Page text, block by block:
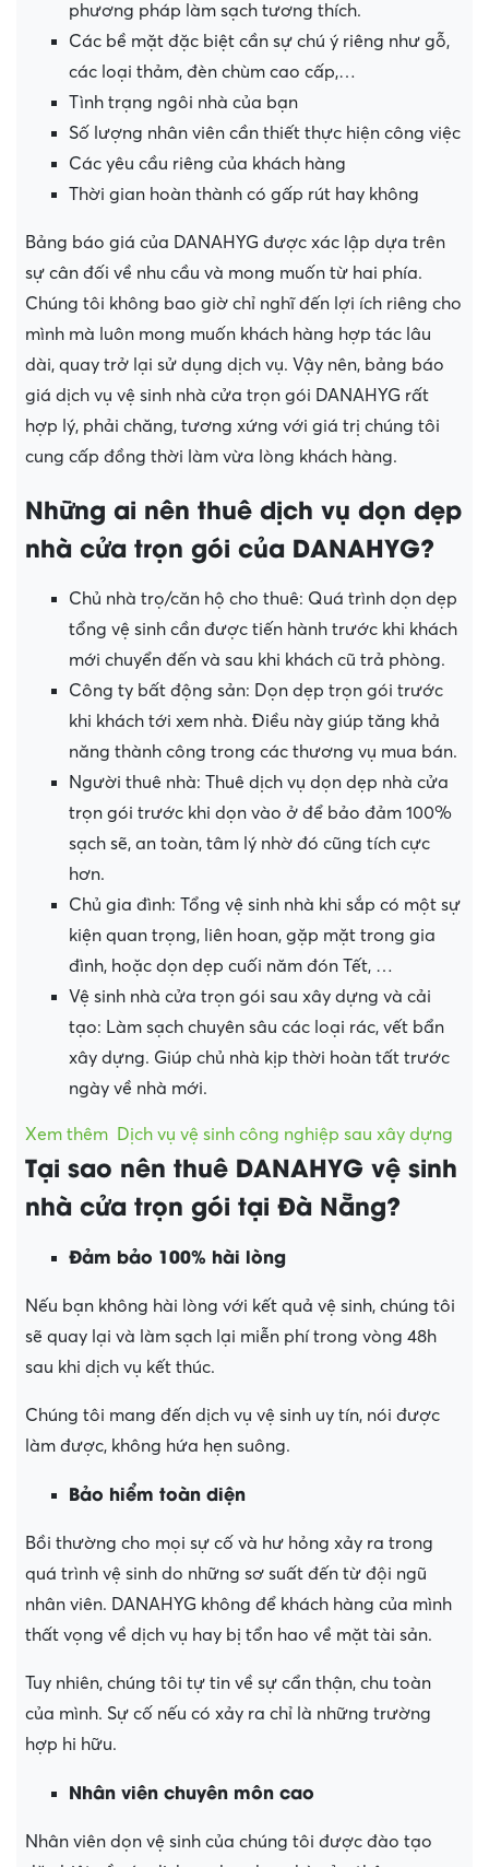
phương pháp làm sạch tương thích.
Các bề mặt đặc biệt cần sự chú ý riêng như gỗ,
các loại thảm, đèn chùm cao cấp,…
Tình trạng ngôi nhà của bạn
Số lượng nhân viên cần thiết thực hiện công việc
Các yêu cầu riêng của khách hàng
Thời gian hoàn thành có gấp rút hay không
Bảng báo giá của DANAHYG được xác lập dựa trên
sự cân đối về nhu cầu và mong muốn từ hai phía.
Chúng tôi không bao giờ chỉ nghĩ đến lợi ích riêng cho
mình mà luôn mong muốn khách hàng hợp tác lâu
dài, quay trở lại sử dụng dịch vụ. Vậy nên, bảng báo
giá dịch vụ vệ sinh nhà cửa trọn gói DANAHYG rất
hợp lý, phải chăng, tương xứng với giá trị chúng tôi
cung cấp đồng thời làm vừa lòng khách hàng.
Những ai nên thuê dịch vụ dọn dẹp
nhà cửa trọn gói của DANAHYG?
Chủ nhà trọ/căn hộ cho thuê: Quá trình dọn dẹp
tổng vệ sinh cần được tiến hành trước khi khách
mới chuyển đến và sau khi khách cũ trả phòng.
Công ty bất động sản: Dọn dẹp trọn gói trước
khi khách tới xem nhà. Điều này giúp tăng khả
năng thành công trong các thương vụ mua bán.
Người thuê nhà: Thuê dịch vụ dọn dẹp nhà cửa
trọn gói trước khi dọn vào ở để bảo đảm 100%
sạch sẽ, an toàn, tâm lý nhờ đó cũng tích cực
hơn.
Chủ gia đình: Tổng vệ sinh nhà khi sắp có một sự
kiện quan trọng, liên hoan, gặp mặt trong gia
đình, hoặc dọn dẹp cuối năm đón Tết, …
Vệ sinh nhà cửa trọn gói sau xây dựng và cải
tạo: Làm sạch chuyên sâu các loại rác, vết bẩn
xây dựng. Giúp chủ nhà kịp thời hoàn tất trước
ngày về nhà mới.
Xem thêm Dịch vụ vệ sinh công nghiệp sau xây dựng
Tại sao nên thuê DANAHYG vệ sinh
nhà cửa trọn gói tại Đà Nẵng?
Đảm bảo 100% hài lòng
Nếu bạn không hài lòng với kết quả vệ sinh, chúng tôi
sẽ quay lại và làm sạch lại miễn phí trong vòng 48h
sau khi dịch vụ kết thúc.
Chúng tôi mang đến dịch vụ vệ sinh uy tín, nói được
làm được, không hứa hẹn suông.
Bảo hiểm toàn diện
Bồi thường cho mọi sự cố và hư hỏng xảy ra trong
quá trình vệ sinh do những sơ suất đến từ đội ngũ
nhân viên. DANAHYG không để khách hàng của mình
thất vọng về dịch vụ hay bị tổn hao về mặt tài sản.
Tuy nhiên, chúng tôi tự tin về sự cẩn thận, chu toàn
của mình. Sự cố nếu có xảy ra chỉ là những trường
hợp hi hữu.
Nhân viên chuyên môn cao
Nhân viên dọn vệ sinh của chúng tôi được đào tạo